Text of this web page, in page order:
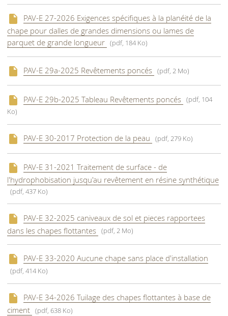
PAV-E 27-2026 Exigences spécifiques à la planéité de la
chape pour dalles de grandes dimensions ou lames de
parquet de grande longueur
(pdf, 184 Ko)
PAV-E 29a-2025 Revêtements poncés (pdf, 2 Mo)
PAV-E 29b-2025 Tableau Revêtements poncés
(pdf, 104
Ko)
PAV-E 30-2017 Protection de la peau (pdf, 279 Ko)
PAV-E 31-2021 Traitement de surface - de
l'hydrophobisation jusqu'au revêtement en résine synthétique
(pdf, 437 Ko)
PAV-E 32-2025 caniveaux de sol et pieces rapportees
dans les chapes flottantes
(pdf, 2 Mo)
PAV-E 33-2020 Aucune chape sans place d'installation
(pdf, 414 Ko)
PAV-E 34-2026 Tuilage des chapes flottantes à base de
ciment
(pdf, 638 Ko)